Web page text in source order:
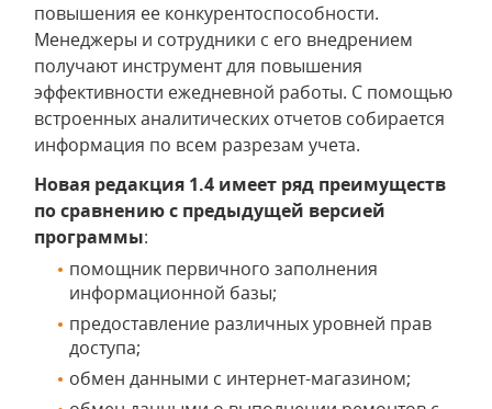
повышения ее конкурентоспособности.
Менеджеры и сотрудники с его внедрением
получают инструмент для повышения
эффективности ежедневной работы. С помощью
встроенных аналитических отчетов собирается
информация по всем разрезам учета.
Новая редакция 1.4 имеет ряд преимуществ
по сравнению с предыдущей версией
программы:
помощник первичного заполнения
информационной базы;
предоставление различных уровней прав
доступа;
обмен данными с интернет-магазином;